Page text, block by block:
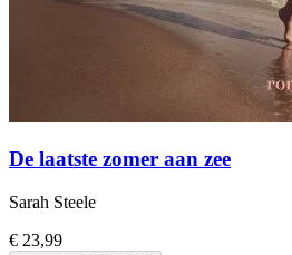
De laatste zomer aan zee
Sarah Steele
€ 23,99